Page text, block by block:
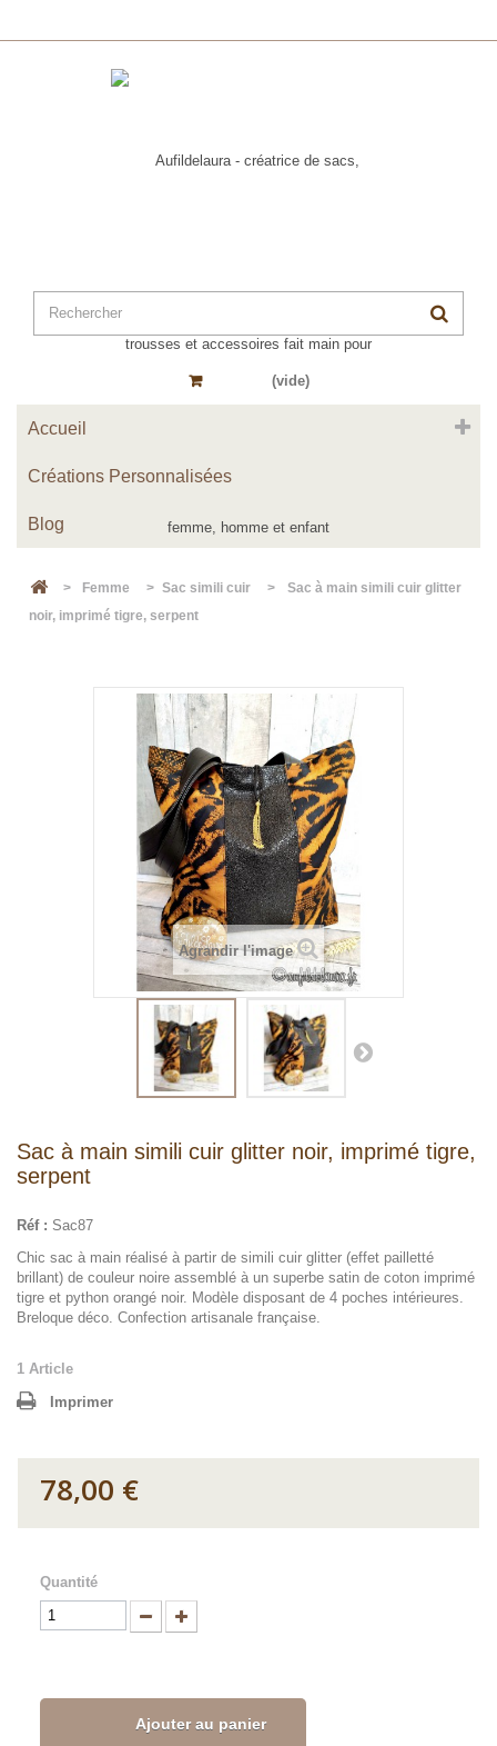
(vide)
Accueil
Créations Personnalisées
Blog
> Femme > Sac simili cuir >
Sac à main simili cuir glitter
noir, imprimé tigre, serpent
Agrandir l'image
Sac à main simili cuir glitter noir, imprimé tigre,
serpent
Réf : Sac87
Chic sac à main réalisé à partir de simili cuir glitter (effet pailletté
brillant) de couleur noire assemblé à un superbe satin de coton imprimé
tigre et python orangé noir. Modèle disposant de 4 poches intérieures.
Breloque déco. Confection artisanale française.
1 Article
Imprimer
78,00 €
Quantité
Ajouter au panier